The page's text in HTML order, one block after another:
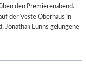
den Premierenabend.
der Veste Oberhaus in
Jonathan Lunns gelungene